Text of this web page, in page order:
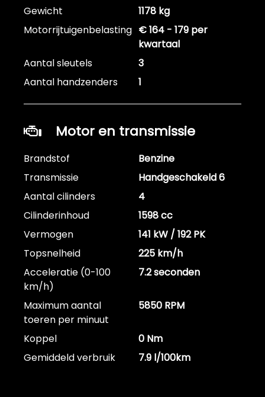
Gewicht
1178 kg
Motorrijtuigenbelasting € 164 - 179 per
kwartaal
Aantal sleutels
3
Aantal handzenders
1
Motor en transmissie
Brandstof
Benzine
Transmissie
Handgeschakeld 6
Aantal cilinders
4
Cilinderinhoud
1598 cc
Vermogen
141 kW / 192 PK
Topsnelheid
225 km/h
Acceleratie (0-100
km/h)
7.2 seconden
Maximum aantal
toeren per minuut
5850 RPM
Koppel
0 Nm
Gemiddeld verbruik
7.9 l/100km